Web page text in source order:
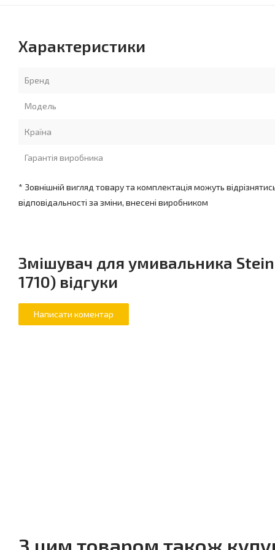
Характеристики
Бренд
Модель
Країна
Гарантія виробника
* Зовнішній вигляд товару та комплектація можуть
відповідальності за зміни, внесені виробником
Змішувач для умивальника
1710) відгуки
З цим товаром також